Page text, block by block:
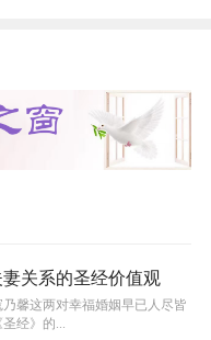
关系的圣经价值观
馨这两对幸福婚姻早已人尽皆
经》的...